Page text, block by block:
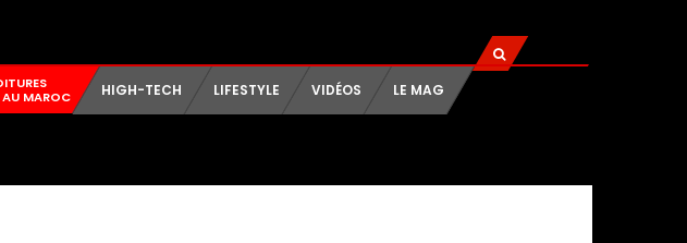
AU MAROC
HIGH-TECH LIFESTYLE VIDÉOS LE MAG